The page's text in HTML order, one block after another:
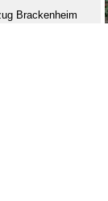
Brackenheim